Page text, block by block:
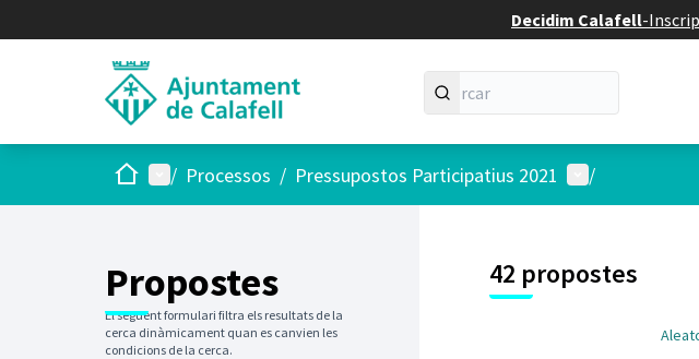
Decidim Calafell-
Inici Menú principal
/ Processos / Pressupostos Participatius 2021 Menú d'usuari
/
Propostes
El següent formulari filtra els resultats de la
cerca dinàmicament quan es canvien les
condicions de la cerca.
42 propostes